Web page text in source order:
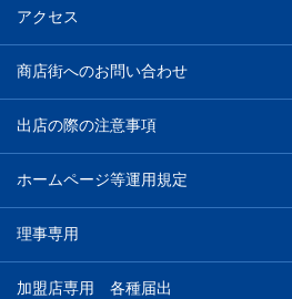
アクセス
商店街へのお問い合わせ
出店の際の注意事項
ホームページ等運用規定
理事専用
加盟店専用 各種届出